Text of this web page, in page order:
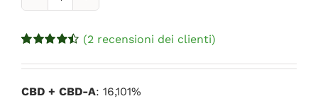
Valley
4.50su 5 su
recensioni
(2recensioni dei clienti)
CBD + CBD-A: 16,101%